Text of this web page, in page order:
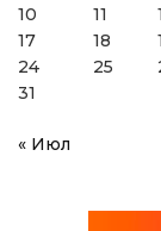
10
11
17
18
24
25
31
« Июл